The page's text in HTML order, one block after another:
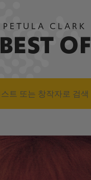
PETULA CLARK
BEST OF